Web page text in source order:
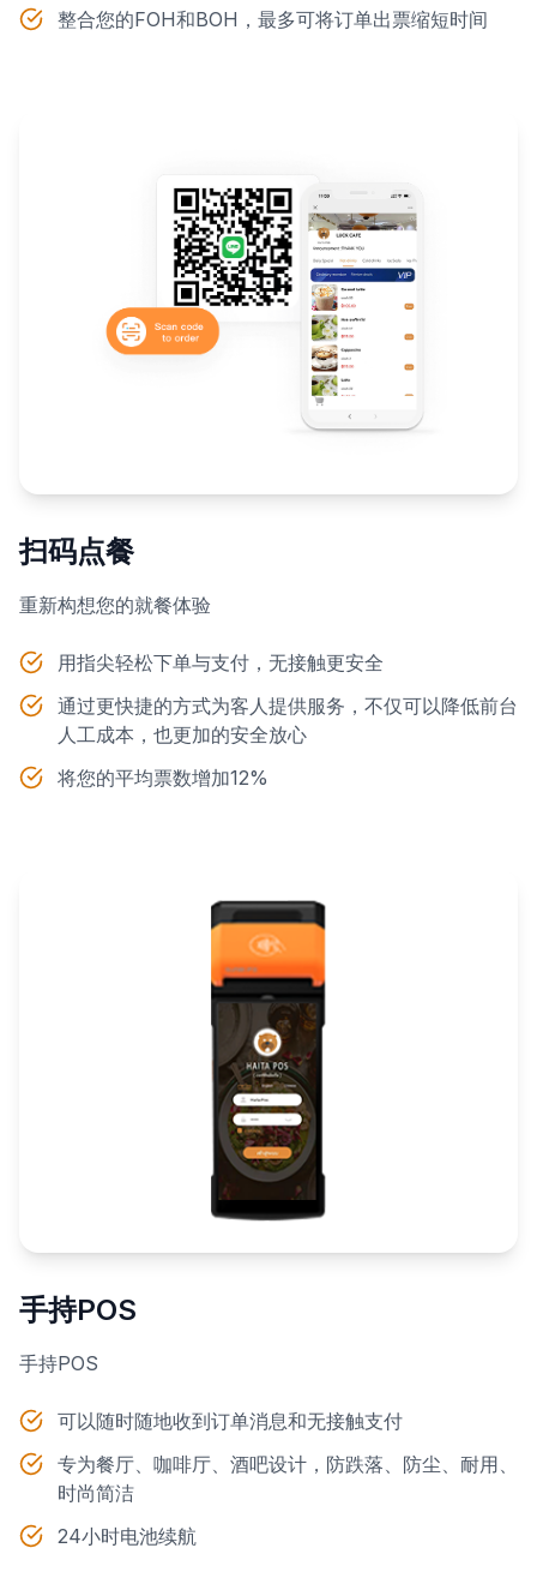
整合您的FOH和BOH，最多可将订单出票缩短时间
扫码点餐
重新构想您的就餐体验
用指尖轻松下单与支付，无接触更安全
通过更快捷的方式为客人提供服务，不仅可以降低前台
人工成本，也更加的安全放心
将您的平均票数增加12%
手持POS
手持POS
可以随时随地收到订单消息和无接触支付
专为餐厅、咖啡厅、酒吧设计，防跌落、防尘、耐用、
时尚简洁
24小时电池续航